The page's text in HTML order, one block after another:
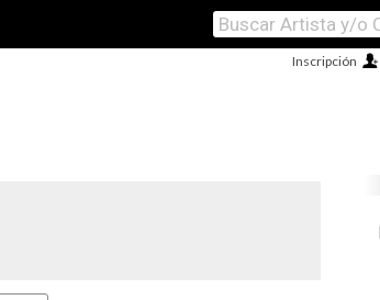
Inscripción